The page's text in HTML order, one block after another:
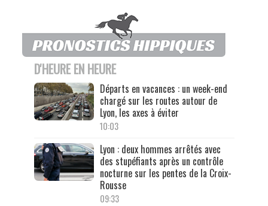
D'HEURE EN HEURE
Départs en vacances : un week-end
chargé sur les routes autour de
Lyon, les axes à éviter
10:03
Lyon : deux hommes arrêtés avec
des stupéfiants après un contrôle
nocturne sur les pentes de la Croix-
Rousse
09:33